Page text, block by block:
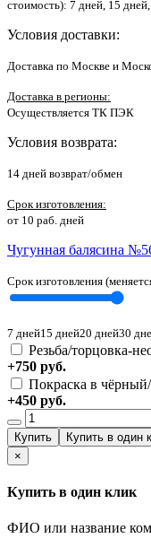
стоимость): 7 дней, 15
Условия доставки:
Доставка по Москве и
Доставка в регионы:
Осуществляется ТК ПЭК
Условия возврата:
14 дней возврат/обмен
Срок изготовления:
от 10 раб. дней
Чугунная балясина
Срок изготовления
7 дней15 дней20 дней30
Резьба/торцовка-
+750 руб.
Покраска в
+450 руб.
×
Купить в один клик
ФИО или название